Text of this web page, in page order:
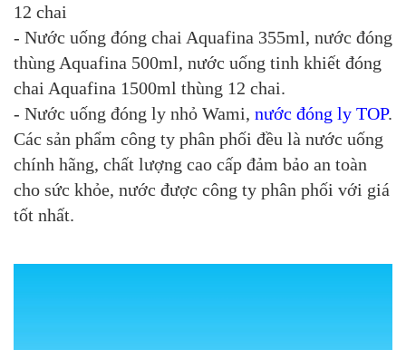
12 chai
- Nước uống đóng chai Aquafina 355ml, nước đóng
thùng Aquafina 500ml, nước uống tinh khiết đóng
chai Aquafina 1500ml thùng 12 chai.
- Nước uống đóng ly nhỏ Wami, nước đóng ly TOP.
Các sản phẩm công ty phân phối đều là nước uống
chính hãng, chất lượng cao cấp đảm bảo an toàn
cho sức khỏe, nước được công ty phân phối với giá
tốt nhất.